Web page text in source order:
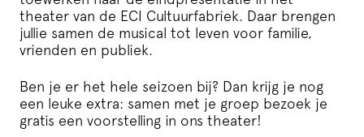
theater van de ECI Cultuurfabriek. Daar brengen
jullie samen de musical tot leven voor familie,
vrienden en publiek.
Ben je er het hele seizoen bij? Dan krijg je nog
een leuke extra: samen met je groep bezoek je
gratis een voorstelling in ons theater!